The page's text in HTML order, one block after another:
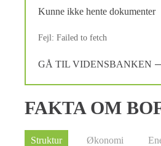
Kunne ikke hente dokumenter
Fejl: Failed to fetch
GÅ TIL VIDENSBANKEN
FAKTA OM
Struktur Økonomi